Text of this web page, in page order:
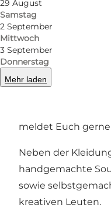
29 August
Samstag
2 September
Mittwoch
3 September
Donnerstag
Mehr laden
Ich habe eine
im Moment
Bade/Surfponchos
meldet Euch
Neben der
handgemachte
sowie
kreativen Leuten.